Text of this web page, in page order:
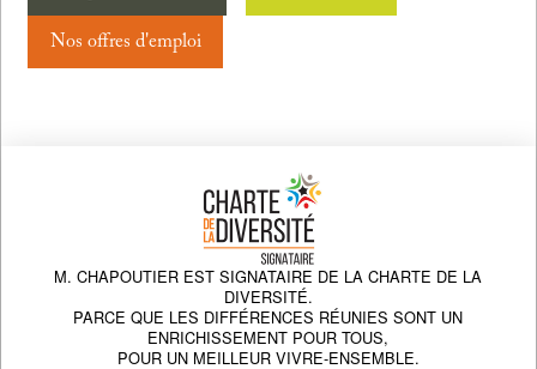
Nos offres d'emploi
M. CHAPOUTIER EST SIGNATAIRE DE LA CHARTE DE LA
DIVERSITÉ.
PARCE QUE LES DIFFÉRENCES RÉUNIES SONT UN
ENRICHISSEMENT POUR TOUS,
POUR UN MEILLEUR VIVRE-ENSEMBLE.